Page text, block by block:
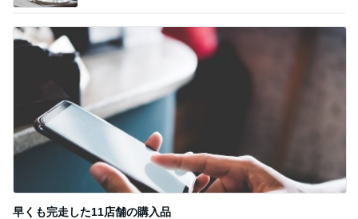
早くも完走した11店舗の購入品